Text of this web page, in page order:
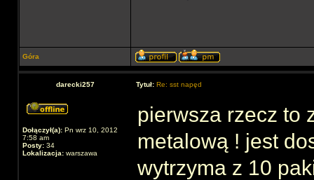
Góra
darecki257 Tytuł: Re: sst napęd
Dołączył(a): Pn wrz 10, 2012
7:58 am
Posty: 34
Lokalizacja: warszawa
pierwsza rzecz to
metalową ! jest
wytrzyma z 10